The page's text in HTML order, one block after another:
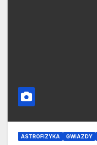
ASTROFIZYKA GWIAZDY